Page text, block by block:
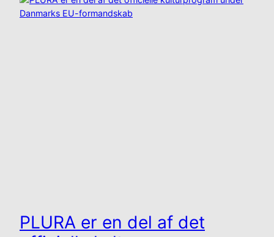
PLURA er en del af det